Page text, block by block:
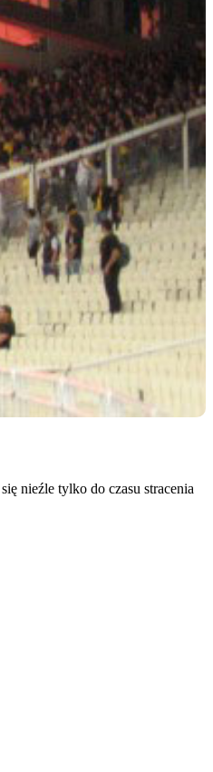
nieźle tylko do czasu stracenia